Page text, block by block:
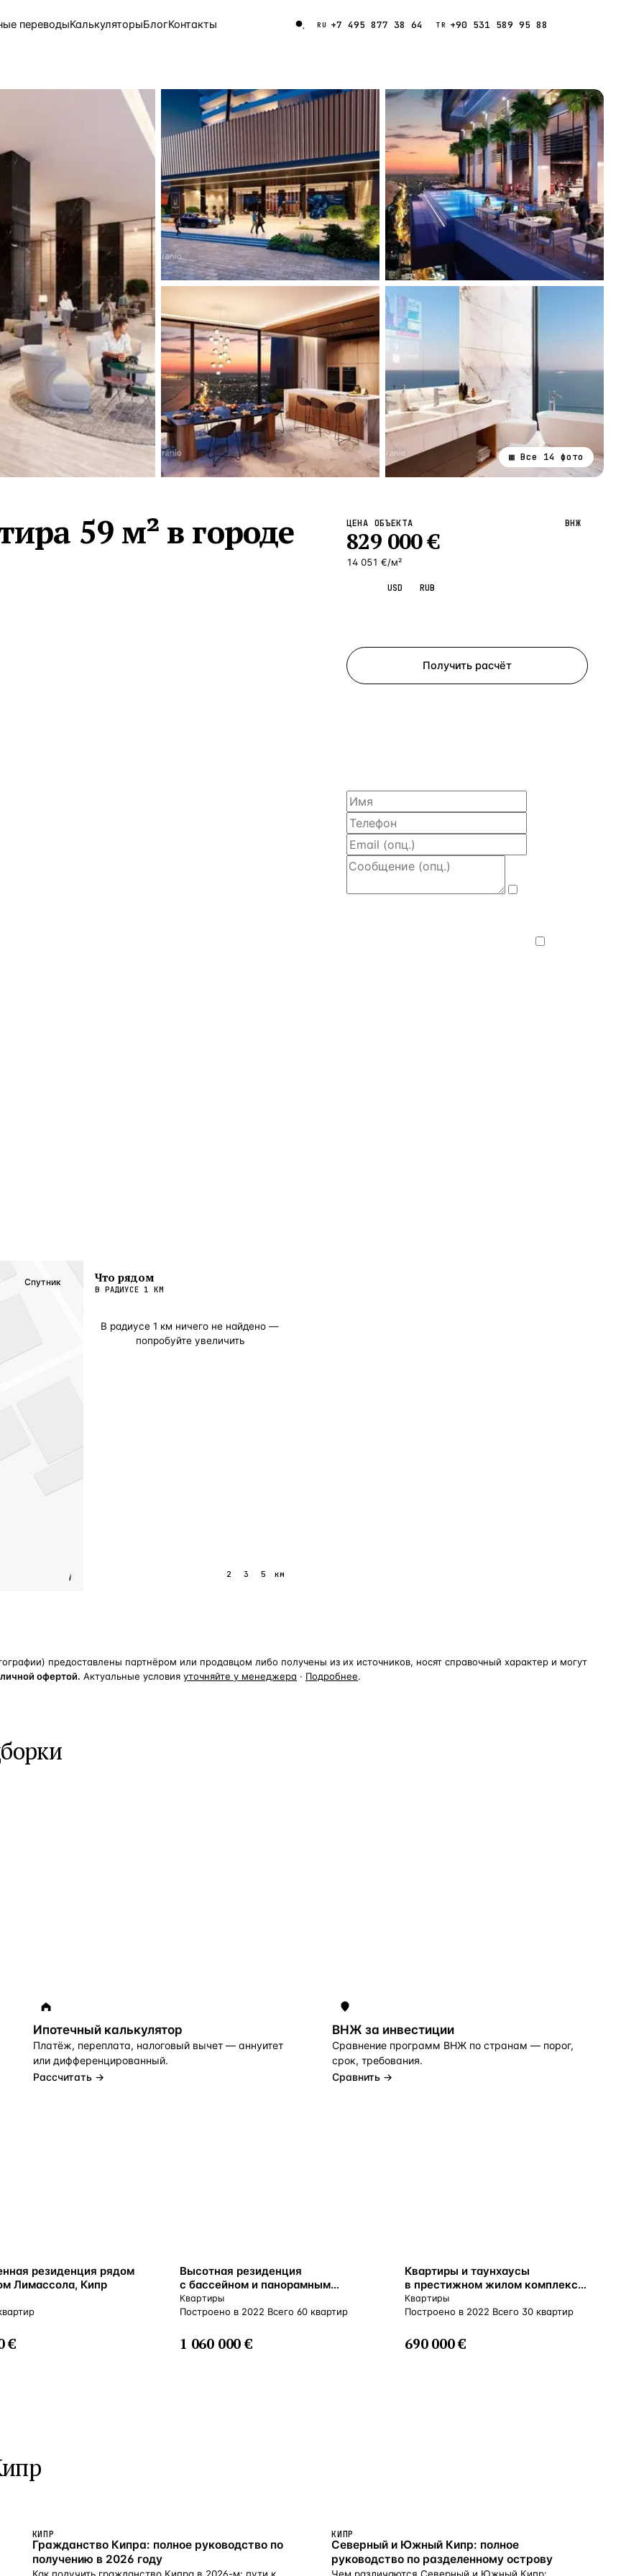
переводыКалькуляторыБлогКонтакты RU +7 495 877 38 64 TR +90 531 589 95 88
9 143 объекта
3 906 объектов
2 948 объектов
2 797 объектов
Россия · 3 920
Турция · 2 556
Таиланд · 2 172
Россия · 2 106
Турция · 2 092
Турция · 1 810
ЧАСТО ИЩУТ
Турция Россия Кипр
Таиланд
Греция
▦ Все 14 фото
59 м² в городе
i
Спутник Что рядом
В РАДИУСЕ 1 КМ
В радиусе 1 км ничего не найдено —
попробуйте увеличить
2 3 5 км
ЦЕНА ОБЪЕКТА
829 000€
14 051 €/м²
ВНЖ
USD RUB
Получить расчёт
предоставлены партнёром или продавцом либо получены из их источников, носят справочный характер и могут
офертой. Актуальные условия уточняйте у менеджера · Подробнее.
Ипотечный калькулятор
Платёж, переплата, налоговый вычет — аннуитет
или дифференцированный.
Рассчитать →
ВНЖ за инвестиции
Сравнение программ ВНЖ по странам — порог,
срок, требования.
Сравнить →
резиденция рядом
Лимассола, Кипр
€
ВНЖ
Высотная резиденция
с бассейном и панорамным
видом в 100 метрах от моря,
Гермасойя, Кипр
Квартиры
Построено в 2022 Всего 60 квартир
1 060 000 €
ВНЖ
Квартиры и таунхаусы
в престижном жилом комплексе
всего 400 м от моря, Лимассол,
Кипр
Квартиры
Построено в 2022 Всего 30 квартир
690 000 €
КИПР
Гражданство Кипра: полное руководство по
получению в 2026 году
КИПР
Северный и Южный Кипр: полное
руководство по разделенному острову